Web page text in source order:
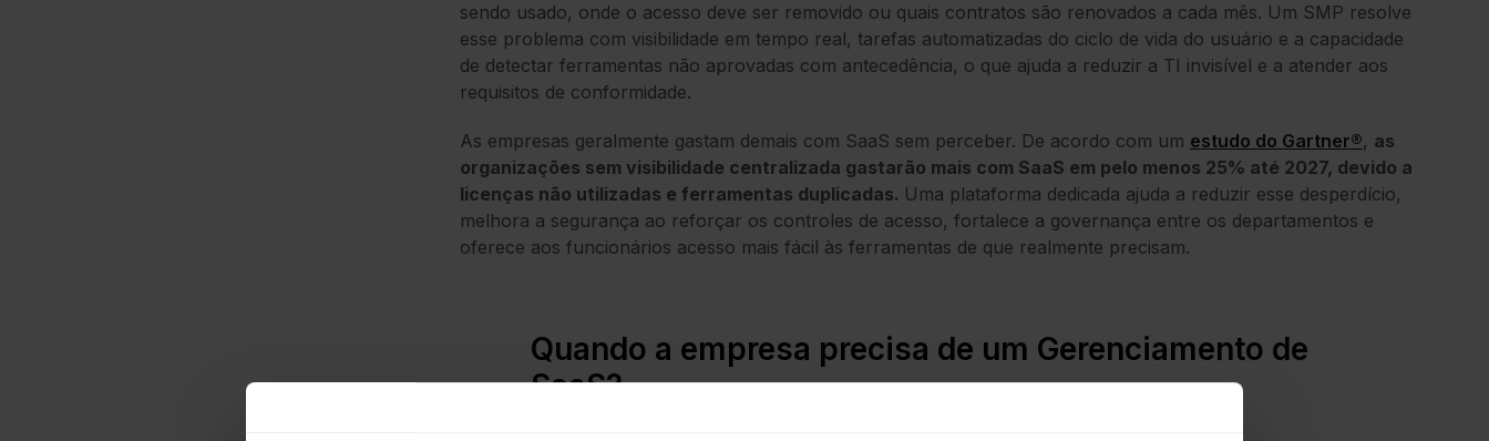
sendo usado, onde o acesso deve ser removido ou quais contratos são renovados a cada mês. Um SMP resolve
esse problema com visibilidade em tempo real, tarefas automatizadas do ciclo de vida do usuário e a capacidade
de detectar ferramentas não aprovadas com antecedência, o que ajuda a reduzir a TI invisível e a atender aos
requisitos de conformidade.
As empresas geralmente gastam demais com SaaS sem perceber. De acordo com um estudo do Gartner®, as
organizações sem visibilidade centralizada gastarão mais com SaaS em pelo menos 25% até 2027, devido a
licenças não utilizadas e ferramentas duplicadas. Uma plataforma dedicada ajuda a reduzir esse desperdício,
melhora a segurança ao reforçar os controles de acesso, fortalece a governança entre os departamentos e
oferece aos funcionários acesso mais fácil às ferramentas de que realmente precisam.
Quando a empresa precisa de um Gerenciamento de
SaaS?